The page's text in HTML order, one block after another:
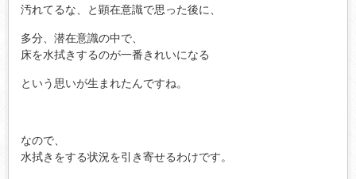
汚れてるな、と顕在意識で思った後に、
多分、潜在意識の中で、
床を水拭きするのが一番きれいになる
という思いが生まれたんですね。
なので、
水拭きをする状況を引き寄せるわけです。